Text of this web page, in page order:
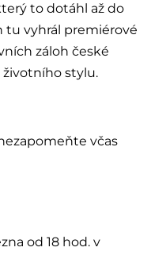
to dotáhl až do
tu vyhrál premiérové
záloh české
životního stylu.
včas
od 18 hod. v